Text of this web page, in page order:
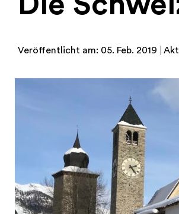
Veröffentlicht am: 05. Feb. 2019